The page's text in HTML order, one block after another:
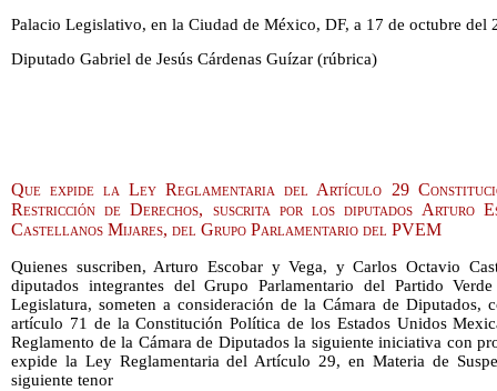
Palacio Legislativo, en la Ciudad de México, DF, a 17 de octubre del
Diputado Gabriel de Jesús Cárdenas Guízar (rúbrica)
Que expide la Ley Reglamentaria del Artículo 29
Restricción de Derechos, suscrita por los diputados Arturo
Castellanos Mijares, del Grupo Parlamentario del PVEM
Quienes suscriben, Arturo Escobar y Vega, y Carlos Octavio
diputados integrantes del Grupo Parlamentario del Partido
Legislatura, someten a consideración de la Cámara de
artículo 71 de la Constitución Política de los Estados Unidos
Reglamento de la Cámara de Diputados la siguiente iniciativa con
expide la Ley Reglamentaria del Artículo 29, en Materia de
siguiente tenor